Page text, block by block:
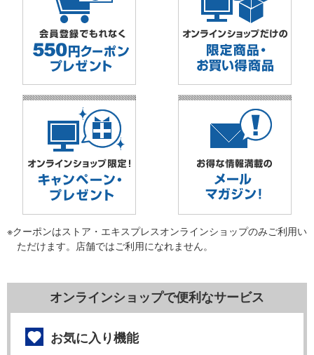
※クーポンはストア・エキスプレスオンラインショップのみご利用い
ただけます。店舗ではご利用になれません。
オンラインショップで便利なサービス
お気に入り機能